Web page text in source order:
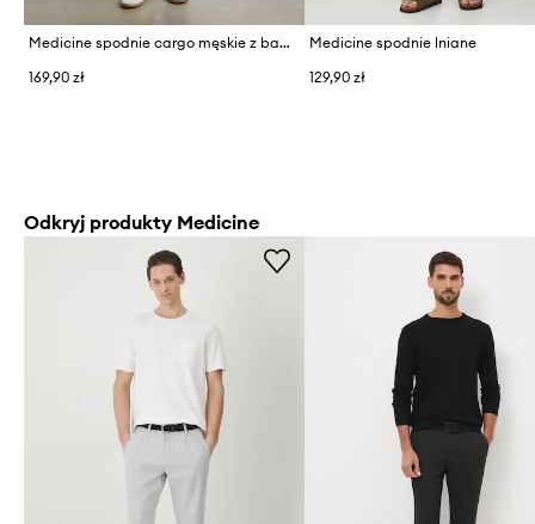
Medicine spodnie cargo męskie z bawełną
169,90 zł
Medicine spodnie lniane
129,90 zł
Odkryj produkty Medicine